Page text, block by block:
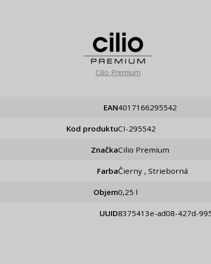
Cilio Premium
EAN 4017166295542
Kod produktu CI-295542
Značka Cilio Premium
Farba Čierny , Strieborná
Objem 0,25 l
UUID 8375413e-ad08-427d-